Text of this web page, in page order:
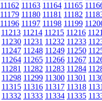
11162 11163 11164 11165
11179 11180 11181 11182
11196 11197 11198 11199
11213 11214 11215 11216
11230 11231 11232 11233
11247 11248 11249 11250
11264 11265 11266 11267
11281 11282 11283 11284
11298 11299 11300 11301
11315 11316 11317 11318
11332 11333 11334 11335